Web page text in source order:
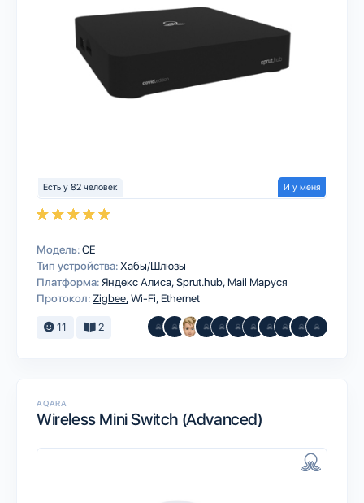
Есть у 82 человек И у меня
Модель:CE
Тип устройства:Хабы/Шлюзы
Платформа:Яндекс АлисаSprut.hub Mail Маруся
Протокол: ZigbeeWi-Fi Ethernet
11 2
AQARA
Wireless Mini Switch (Advanced)